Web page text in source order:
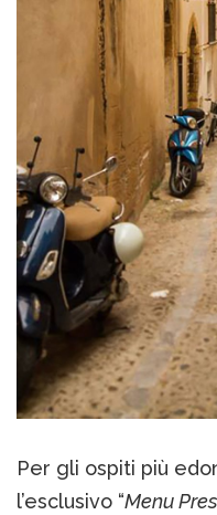
Per gli ospiti più
l’esclusivo “Menu